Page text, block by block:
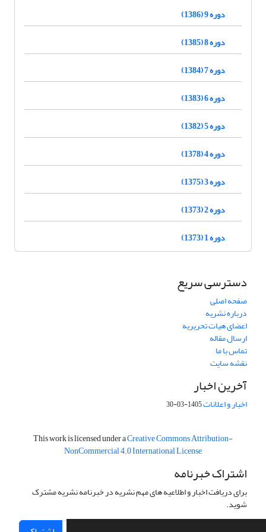
دوره 9 (1386)
دوره 8 (1385)
دوره 7 (1384)
دوره 6 (1383)
دوره 5 (1382)
دوره 4 (1378)
دوره 3 (1375)
دوره 2 (1373)
دوره 1 (1373)
دسترسی سریع
صفحه اصلی
درباره نشریه
اعضای هیات تحریریه
ارسال مقاله
تماس با ما
نقشه سایت
آخرین اخبار
اخبار و اعلانات1405-03-30
This work is licensed under aCreative Commons Attribution-
NonCommercial 4.0 International License
اشتراک خبرنامه
برای دریافت اخبار و اطلاعیه های مهم نشریه در خبرنامه نشریه مشترک
شوید.